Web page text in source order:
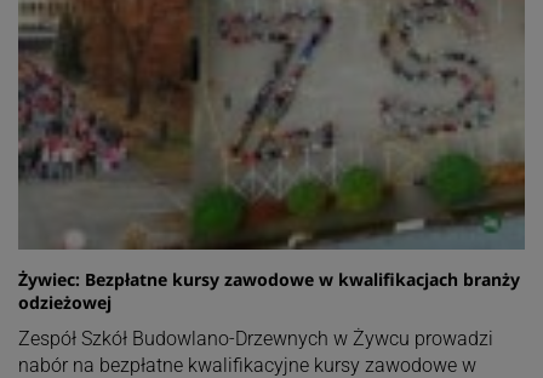
Żywiec: Bezpłatne kursy zawodowe w kwalifikacjach branży
odzieżowej
Zespół Szkół Budowlano-Drzewnych w Żywcu prowadzi
nabór na bezpłatne kwalifikacyjne kursy zawodowe w